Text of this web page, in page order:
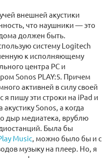
внешней акустики
что наушники — это
должен быть.
систему Logitech
к исполняющему
центра PC и
Sonos PLAY:5. Причем
активней в силу своей
я пишу эти строки на iPad и
Sonos, а когда
дыр медиатека, врублю
Была бы
Music , можно было бы и с
музыку на плеер. Но, я